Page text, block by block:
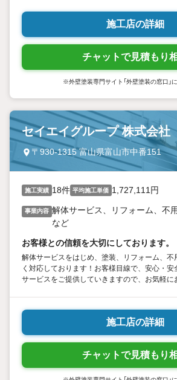
施工店の詳細
チャットで見積もり
※外壁塗装専門サイト「外壁塗装の窓口」
セイエイグループ 株式会社
〒930-1315 富山県富山市中番151
施工実績 18件 平均施工単価 1,727,111円
事業内容 解体サービス、リフォーム、不
など
お客様との信頼を大切にしております。
解体サービスをはじめ、塗装、リフォーム、不
く対応しております！お客様目線で、安心・安
サービスをご提供していきますので、お気軽に
施工店の詳細
チャットで見積もり